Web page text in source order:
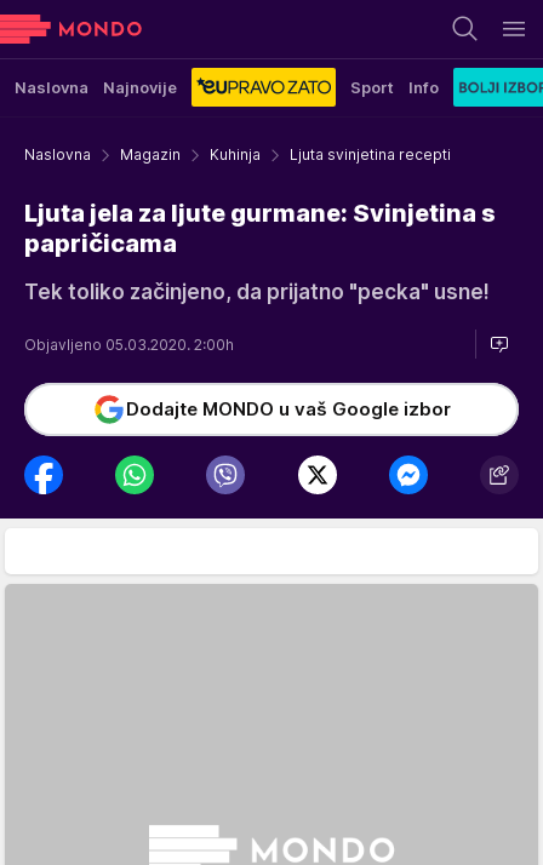
Naslovna Najnovije Sport Info
Naslovna Magazin Kuhinja Ljuta svinjetina recepti
Ljuta jela za ljute gurmane: Svinjetina s
papričicama
Tek toliko začinjeno, da prijatno "pecka" usne!
Objavljeno 05.03.2020. 2:00h
Dodajte MONDO u vaš Google izbor